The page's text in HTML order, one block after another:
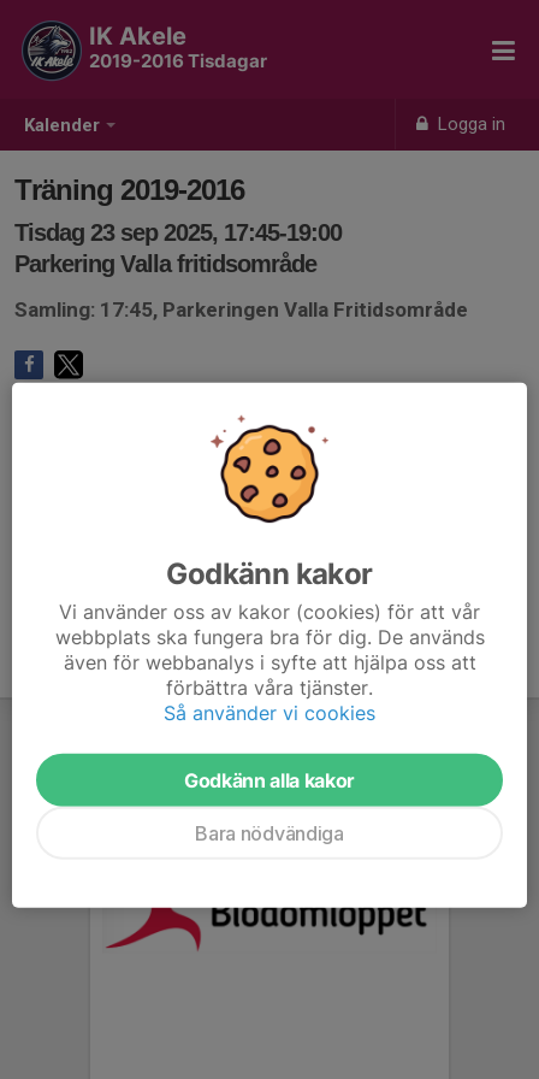
Kalender Logga in
IK Akele
2019-2016 Tisdagar
Träning 2019-2016
Tisdag 23 sep 2025, 17:45-19:00
Parkering Valla fritidsområde
Samling: 17:45, Parkeringen Valla Fritidsområde
Godkänn kakor
Vi använder oss av kakor (cookies) för att vår
webbplats ska fungera bra för dig. De används
även för webbanalys i syfte att hjälpa oss att
förbättra våra tjänster.
Så använder vi cookies
Godkänn alla kakor
Bara nödvändiga